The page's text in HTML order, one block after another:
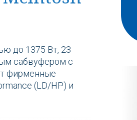
до 1375 Вт, 23
сабвуфером с
фирменные
(LD/HP) и